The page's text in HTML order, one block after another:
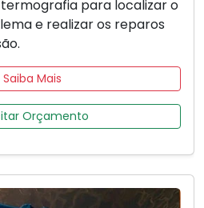
para localizar o
e realizar os reparos
Saiba Mais
Orçamento